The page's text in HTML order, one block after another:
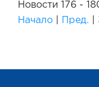
Новости 176 -
Начало
Пред.